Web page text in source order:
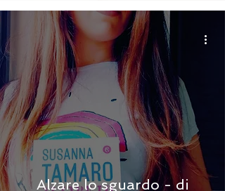
Alzare lo sguardo - di